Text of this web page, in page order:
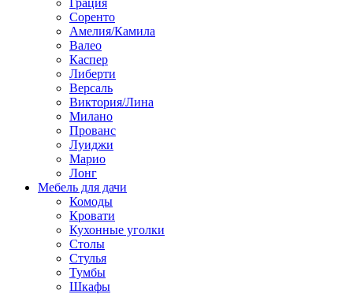
Грация
Соренто
Амелия/Камила
Валео
Каспер
Либерти
Версаль
Виктория/Лина
Милано
Прованс
Луиджи
Марио
Лонг
Мебель для дачи
Комоды
Кровати
Кухонные уголки
Столы
Стулья
Тумбы
Шкафы